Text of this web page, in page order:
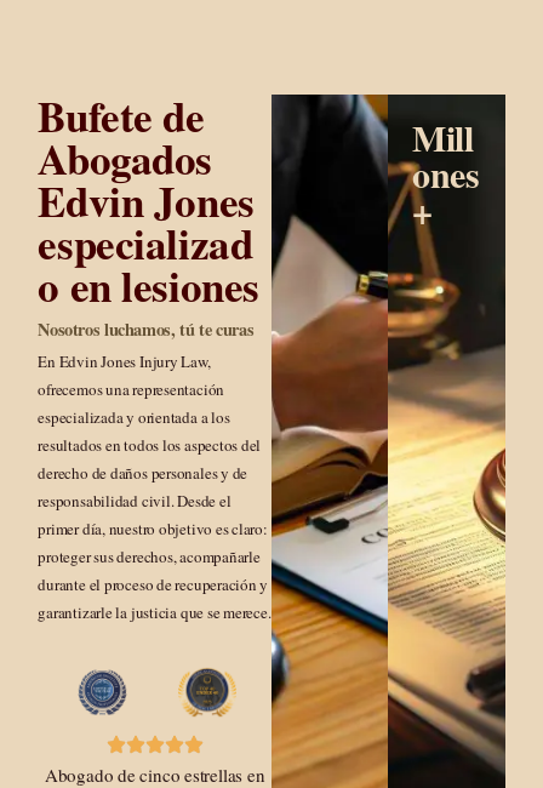
Bufete de
Abogados
Edvin Jones
especializad
o en lesiones
Nosotros luchamos, tú te curas
En Edvin Jones Injury Law,
ofrecemos una representación
especializada y orientada a los
resultados en todos los aspectos del
derecho de daños personales y de
responsabilidad civil. Desde el
primer día, nuestro objetivo es claro:
proteger sus derechos, acompañarle
durante el proceso de recuperación y
garantizarle la justicia que se merece.
Abogado de cinco estrellas en
Mill
ones
+